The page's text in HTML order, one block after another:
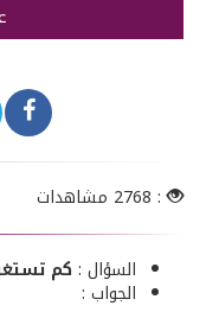
: 2768 مشاهدات
السؤال : كم
الجواب :